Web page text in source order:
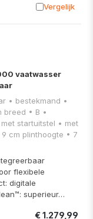
Vergelijk
vaatwasser
•
flexibele
digitale
superieur…
€ 1.279,99